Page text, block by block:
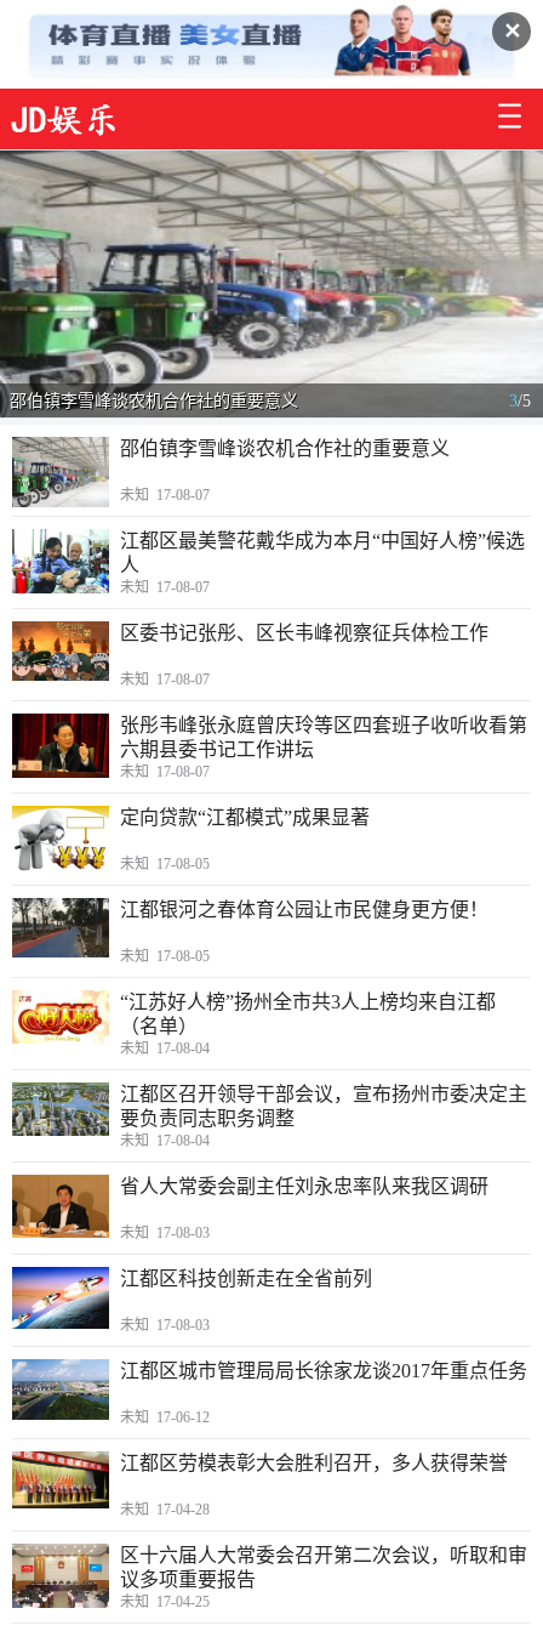
✕
邵伯镇李雪峰谈农机合作社的重要意义 3/5
邵伯镇李雪峰谈农机合作社的重要意义
未知 17-08-07
江都区最美警花戴华成为本月“中国好人榜”候选
人
未知 17-08-07
区委书记张彤、区长韦峰视察征兵体检工作
未知 17-08-07
张彤韦峰张永庭曾庆玲等区四套班子收听收看第
六期县委书记工作讲坛
未知 17-08-07
定向贷款“江都模式”成果显著
未知 17-08-05
江都银河之春体育公园让市民健身更方便！
未知 17-08-05
“江苏好人榜”扬州全市共3人上榜均来自江都
（名单）
未知 17-08-04
江都区召开领导干部会议，宣布扬州市委决定主
要负责同志职务调整
未知 17-08-04
省人大常委会副主任刘永忠率队来我区调研
未知 17-08-03
江都区科技创新走在全省前列
未知 17-08-03
江都区城市管理局局长徐家龙谈2017年重点任务
未知 17-06-12
江都区劳模表彰大会胜利召开，多人获得荣誉
未知 17-04-28
区十六届人大常委会召开第二次会议，听取和审
议多项重要报告
未知 17-04-25